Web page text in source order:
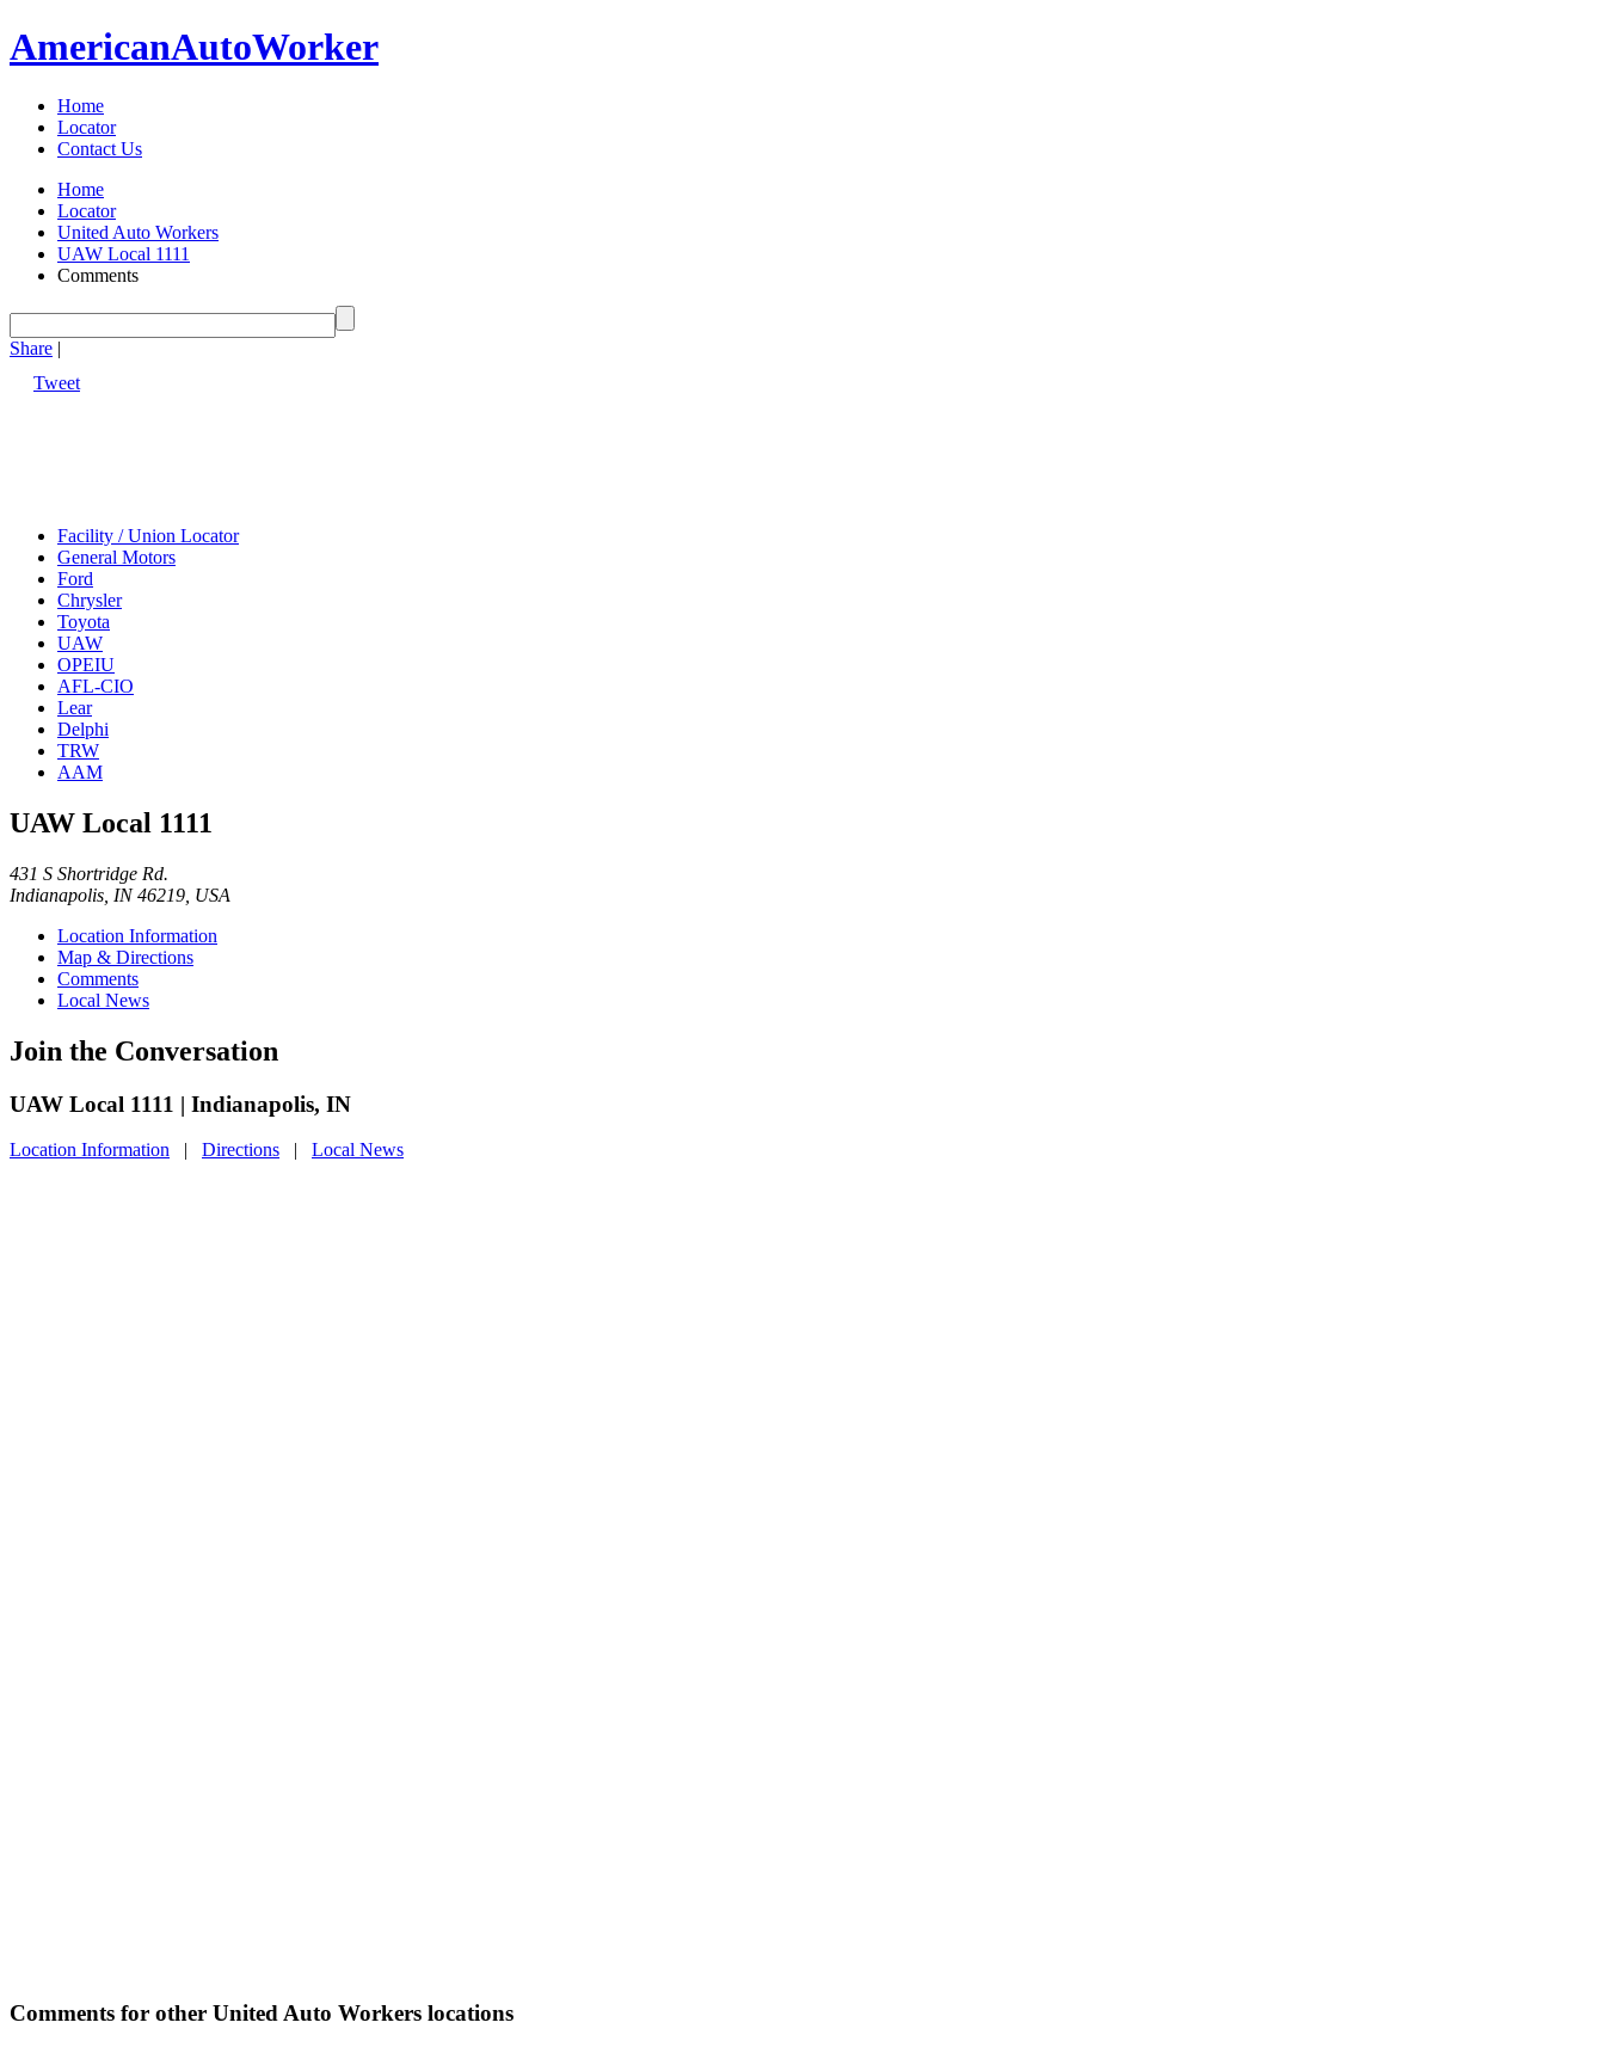
AmericanAutoWorker
Home
Locator
Contact Us
Home
Locator
United Auto Workers
UAW Local 1111
Comments
Share |
Tweet
Facility / Union Locator
General Motors
Ford
Chrysler
Toyota
UAW
OPEIU
AFL-CIO
Lear
Delphi
TRW
AAM
UAW Local 1111
431 S Shortridge Rd.
Indianapolis, IN 46219, USA
Location Information
Map & Directions
Comments
Local News
Join the Conversation
UAW Local 1111 | Indianapolis, IN
Location Information | Directions | Local News
Comments for other United Auto Workers locations